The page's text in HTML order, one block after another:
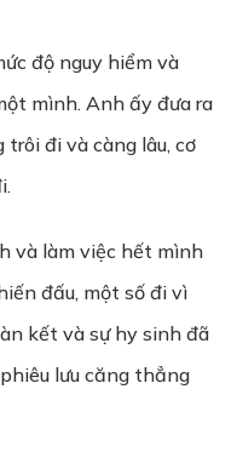
độ nguy hiểm và
mình. Anh ấy đưa ra
đi và càng lâu, cơ
và làm việc hết mình
đấu, một số đi vì
kết và sự hy sinh đã
lưu căng thẳng